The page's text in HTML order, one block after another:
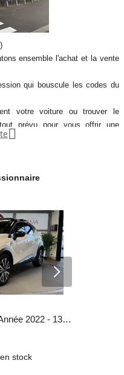
ensemble l'achat et la vente
qui bouscule les codes du
votre voiture ou trouver le
prévu pour vous offrir une
de la vente.

Monospace - Hybride - Année 2022 - 132 000 km, 14 990 €
stock